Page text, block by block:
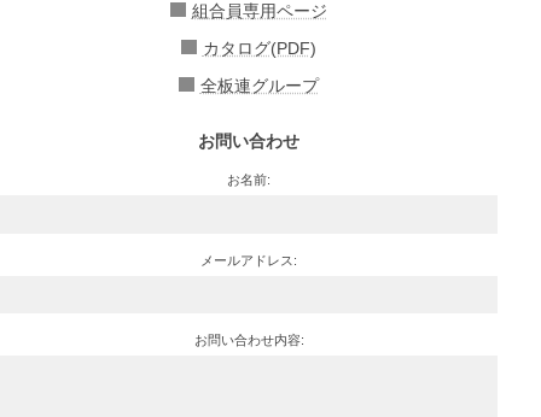
組合員専用ページ
カタログ(PDF)
全板連グループ
お問い合わせ
お名前:
メールアドレス:
お問い合わせ内容: